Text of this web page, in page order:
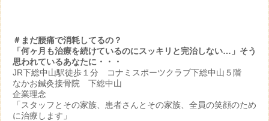
＃まだ腰痛で消耗してるの？
「何ヶ月も治療を続けているのにスッキリと完治しない…」そう
思われているあなたに・・・
JR下総中山駅徒歩１分 コナミスポーツクラブ下総中山５階
なかお鍼灸接骨院 下総中山
企業理念
「スタッフとその家族、患者さんとその家族、全員の笑顔のため
に治療します」